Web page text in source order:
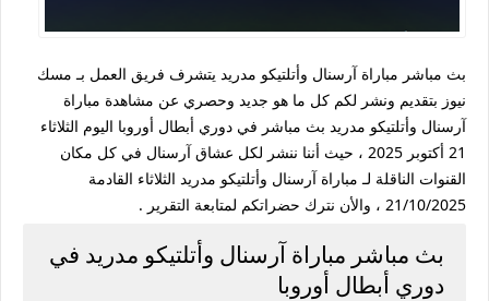
بث مباشر مباراة آرسنال وأتلتيكو مدريد يتشرف فريق العمل بـ مسك
نيوز بتقديم ونشر لكم كل ما هو جديد وحصري عن مشاهدة مباراة
آرسنال وأتلتيكو مدريد بث مباشر في دوري أبطال أوروبا اليوم الثلاثاء
21 أكتوبر 2025 ، حيث أننا ننشر لكل عشاق آرسنال في كل مكان
القنوات الناقلة لـ مباراة آرسنال وأتلتيكو مدريد الثلاثاء القادمة
21/10/2025 ، والأن نترك حضراتكم لمتابعة التقرير .
بث مباشر مباراة آرسنال وأتلتيكو مدريد في
دوري أبطال أوروبا